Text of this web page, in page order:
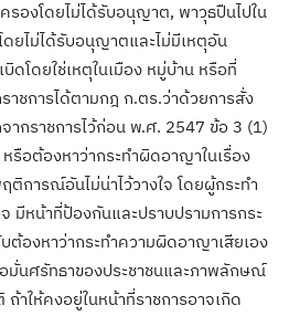
รองโดยไม่ได้รับอนุญาต, พาวุธปืนไปใน
ดยไม่ได้รับอนุญาตและไม่มีเหตุอัน
ดโดยใช่เหตุในเมือง หมู่บ้าน หรือที่
าชการได้ตามกฎ ก.ตร.ว่าด้วยการสั่ง
ากราชการไว้ก่อน พ.ศ. 2547 ข้อ 3 (1)
รือต้องหาว่ากระทำผิดอาญาในเรื่อง
การณ์อันไม่น่าไว้วางใจ โดยผู้กระทำ
มีหน้าที่ป้องกันและปราบปรามการกระ
องหาว่ากระทำความผิดอาญาเสียเอง
มั่นศรัทธาของประชาชนและภาพลักษณ์
าให้คงอยู่ในหน้าที่ราชการอาจเกิด